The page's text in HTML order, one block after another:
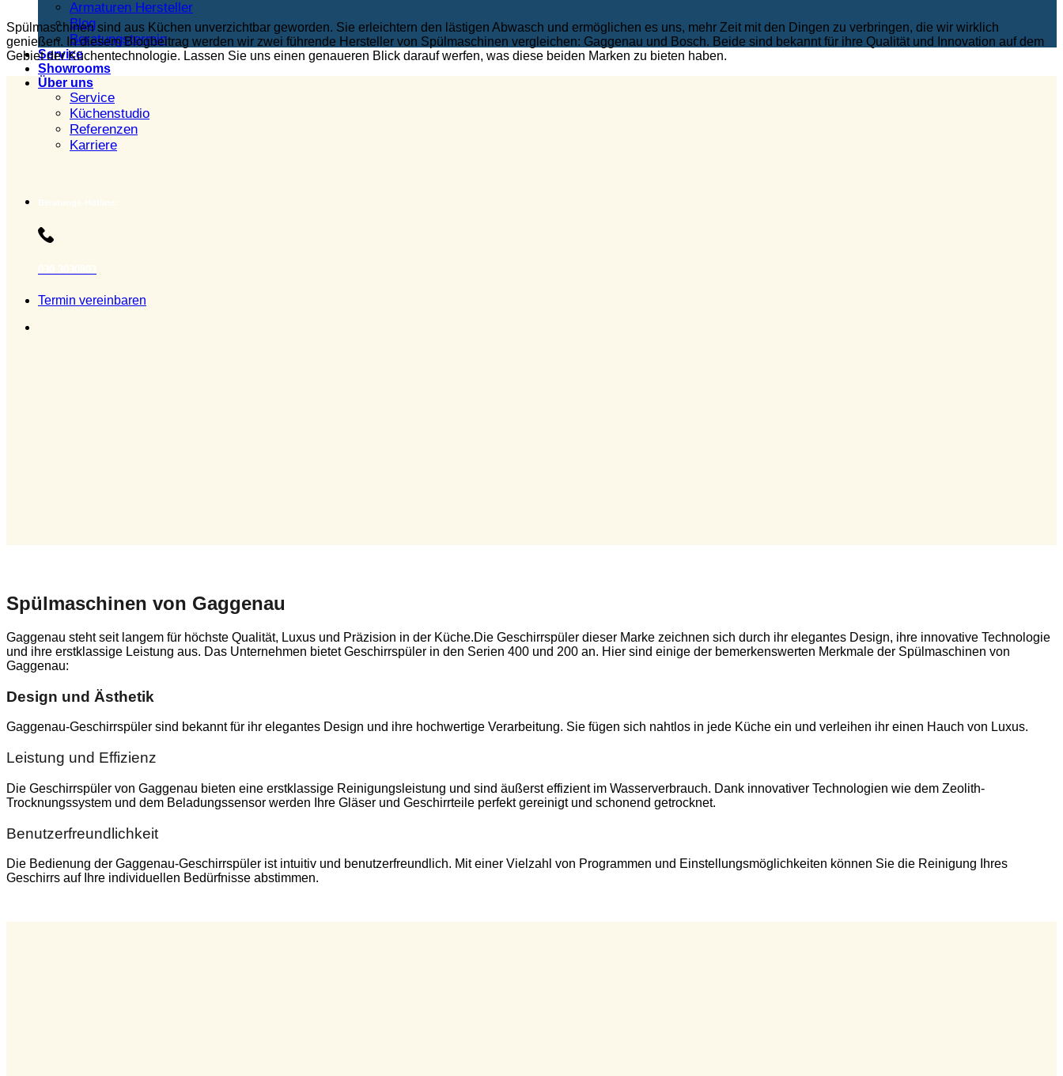
Armaturen Hersteller
Blog
Beratungstermin
Service
Showrooms
Über uns
Service
Küchenstudio
Referenzen
Karriere
Termin vereinbaren
Spülmaschinen sind aus Küchen unverzichtbar geworden. Sie erleichtern den lästigen Abwasch und ermöglichen es uns, mehr Zeit mit den Dingen zu verbringen, die wir wirklich
genießen. In diesem Blogbeitrag werden wir zwei führende Hersteller von Spülmaschinen vergleichen: Gaggenau und Bosch. Beide sind bekannt für ihre Qualität und Innovation auf dem
Gebiet der Küchentechnologie. Lassen Sie uns einen genaueren Blick darauf werfen, was diese beiden Marken zu bieten haben.
Spülmaschinen von Gaggenau
Gaggenau steht seit langem für höchste Qualität, Luxus und Präzision in der Küche.Die Geschirrspüler dieser Marke zeichnen sich durch ihr elegantes Design, ihre innovative Technologie
und ihre erstklassige Leistung aus. Das Unternehmen bietet Geschirrspüler in den Serien 400 und 200 an. Hier sind einige der bemerkenswerten Merkmale der Spülmaschinen von
Gaggenau:
Design und Ästhetik
Gaggenau-Geschirrspüler sind bekannt für ihr elegantes Design und ihre hochwertige Verarbeitung. Sie fügen sich nahtlos in jede Küche ein und verleihen ihr einen Hauch von Luxus.
Leistung und Effizienz
Die Geschirrspüler von Gaggenau bieten eine erstklassige Reinigungsleistung und sind äußerst effizient im Wasserverbrauch. Dank innovativer Technologien wie dem Zeolith-
Trocknungssystem und dem Beladungssensor werden Ihre Gläser und Geschirrteile perfekt gereinigt und schonend getrocknet.
Benutzerfreundlichkeit
Die Bedienung der Gaggenau-Geschirrspüler ist intuitiv und benutzerfreundlich. Mit einer Vielzahl von Programmen und Einstellungsmöglichkeiten können Sie die Reinigung Ihres
Geschirrs auf Ihre individuellen Bedürfnisse abstimmen.